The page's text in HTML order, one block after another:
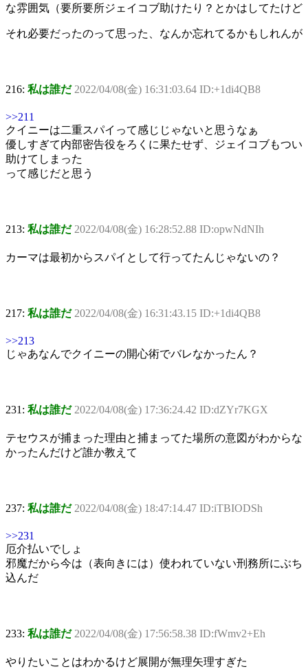
な雰囲気（要所要所ジェイコブ助けたり？とかはしてたけど
それ必要だったのって思った、なんか忘れてるかもしれんが
216: 私は誰だ 2022/04/08(金) 16:31:03.64 ID:+1di4QB8
>>211
クイニーは二重スパイって感じじゃないと思うなぁ
優しすぎて内部密告役をろくに果たせず、ジェイコブもつい
助けてしまった
って感じだと思う
213: 私は誰だ 2022/04/08(金) 16:28:52.88 ID:opwNdNIh
カーマは最初からスパイとして行ってたんじゃないの？
217: 私は誰だ 2022/04/08(金) 16:31:43.15 ID:+1di4QB8
>>213
じゃあなんでクイニーの開心術でバレなかったん？
231: 私は誰だ 2022/04/08(金) 17:36:24.42 ID:dZYr7KGX
テセウスが捕まった理由と捕まってた場所の意図がわからな
かったんだけど誰か教えて
237: 私は誰だ 2022/04/08(金) 18:47:14.47 ID:iTBIODSh
>>231
厄介払いでしょ
邪魔だから今は（表向きには）使われていない刑務所にぶち
込んだ
233: 私は誰だ 2022/04/08(金) 17:56:58.38 ID:fWmv2+Eh
やりたいことはわかるけど展開が無理矢理すぎた